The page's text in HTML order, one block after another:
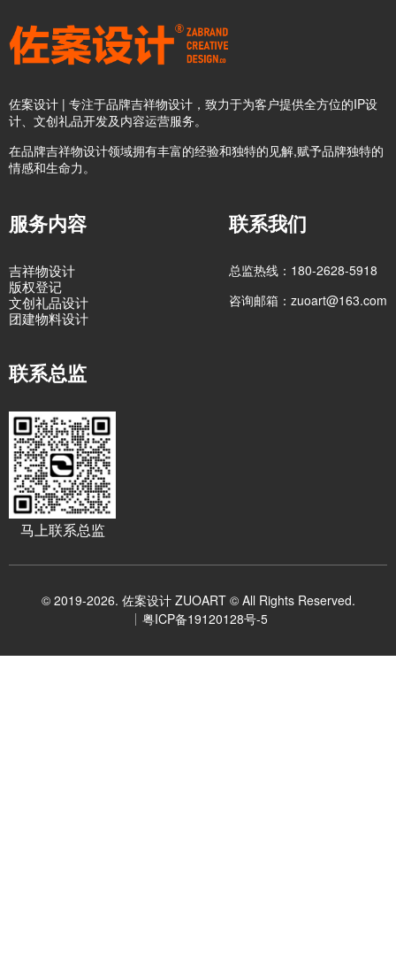
佐案设计 | 专注于品牌吉祥物设计，致力于为客户提供全方位的IP设
计、文创礼品开发及内容运营服务。
在品牌吉祥物设计领域拥有丰富的经验和独特的见解,赋予品牌独特的
情感和生命力。
服务内容
吉祥物设计
版权登记
文创礼品设计
团建物料设计
联系我们
总监热线：180-2628-5918
咨询邮箱：zuoart@163.com
联系总监
马上联系总监
© 2019-2026. 佐案设计 ZUOART © All Rights Reserved.
粤ICP备19120128号-5